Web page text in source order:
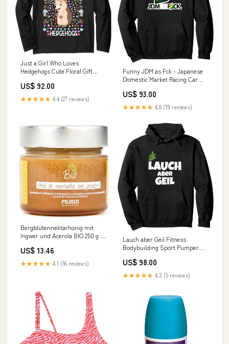
Just a Girl Who Loves
Hedgehogs Cute Floral Gift
US$ 92.00
★★★★★ 4.4 (27 reviews)
Funny JDM as Fck - Japanese
Domestic Market Racing Car
US$ 93.00
★★★★★ 4.8 (19 reviews)
Bergblütennektarhonig mit
Ingwer und Acerola BIO 250 g -
US$ 13.46
★★★★★ 4.1 (16 reviews)
Lauch aber Geil Fitness
Bodybuilding Sport Pumper
US$ 98.00
★★★★★ 4.3 (5 reviews)